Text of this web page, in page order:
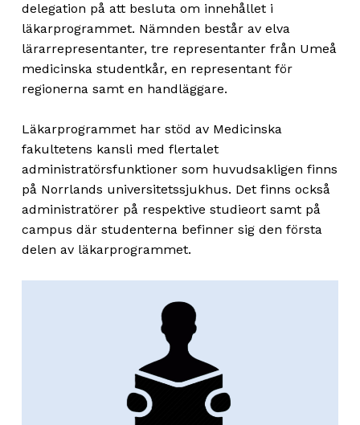
delegation på att besluta om innehållet i
läkarprogrammet. Nämnden består av elva
lärarrepresentanter, tre representanter från Umeå
medicinska studentkår, en representant för
regionerna samt en handläggare.
Läkarprogrammet har stöd av Medicinska
fakultetens kansli med flertalet
administratörsfunktioner som huvudsakligen finns
på Norrlands universitetssjukhus. Det finns också
administratörer på respektive studieort samt på
campus där studenterna befinner sig den första
delen av läkarprogrammet.